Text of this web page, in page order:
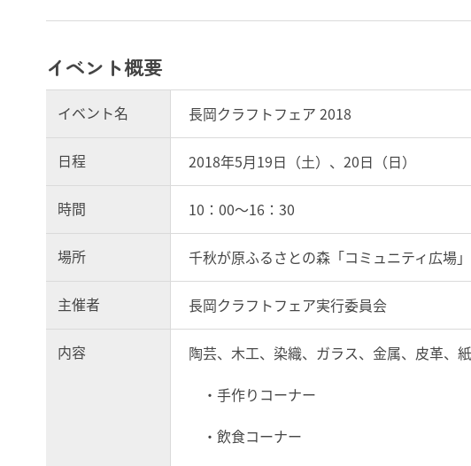
イベント概要
イベント名 長岡クラフトフェア 2018
日程 2018年5月19日（土）、20日（日）
時間 10：00～16：30
場所 千秋が原ふるさとの森「コミュニティ広場」
主催者 長岡クラフトフェア実行委員会
内容
陶芸、木工、染織、ガラス、金属、皮革、
・手作りコーナー
・飲食コーナー